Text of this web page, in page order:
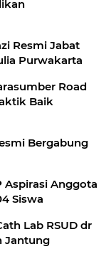
Resmi Jabat
Purwakarta
Road
Baik
Bergabung
Aspirasi Anggota
Siswa
Lab RSUD dr
Jantung